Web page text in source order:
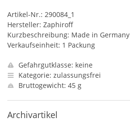
Artikel-Nr.: 290084_1
Hersteller: Zaphiroff
Kurzbeschreibung: Made in Germany
Verkaufseinheit: 1 Packung
Gefahrgutklasse: keine
Kategorie: zulassungsfrei
Bruttogewicht: 45 g
Archivartikel